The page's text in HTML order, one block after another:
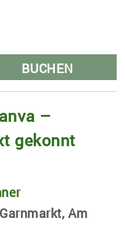
BUCHEN
–
gekonnt
Am